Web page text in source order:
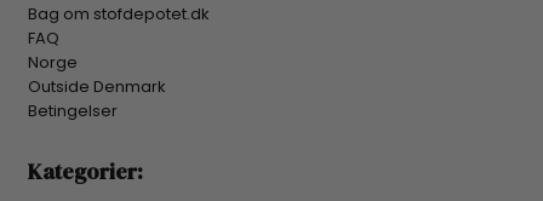
Bag om stofdepotet.dk
FAQ
Norge
Outside Denmark
Betingelser
Kategorier: